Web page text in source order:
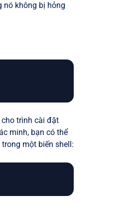
nó không bị hỏng
trình cài đặt
minh, bạn có thể
một biến shell: